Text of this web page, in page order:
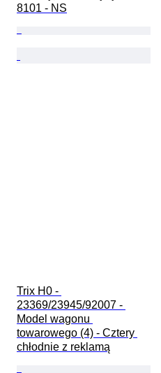
8101 - NS
Trix H0 -
23369/23945/92007 -
Model wagonu
towarowego (4) - Cztery
chłodnie z reklamą